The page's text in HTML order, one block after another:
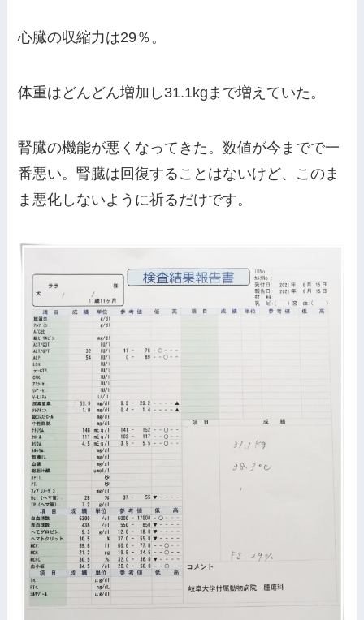
心臓の収縮力は29％。
体重はどんどん増加し31.1kgまで増えていた。
腎臓の機能が悪くなってきた。数値が今までで一
番悪い。腎臓は回復することはないけど、このま
ま悪化しないように祈るだけです。